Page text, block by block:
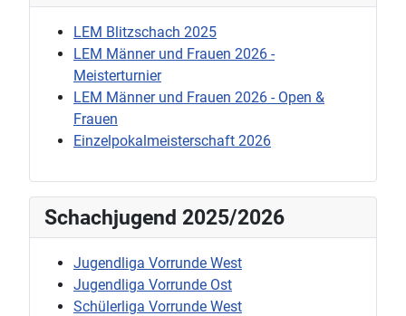
LEM Blitzschach 2025
LEM Männer und Frauen 2026 -
Meisterturnier
LEM Männer und Frauen 2026 - Open &
Frauen
Einzelpokalmeisterschaft 2026
Schachjugend 2025/2026
Jugendliga Vorrunde West
Jugendliga Vorrunde Ost
Schülerliga Vorrunde West